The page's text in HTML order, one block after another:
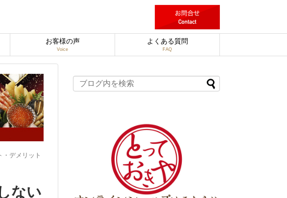
お客様の声
Voice
よくある質問
FAQ
・デメリット
ない